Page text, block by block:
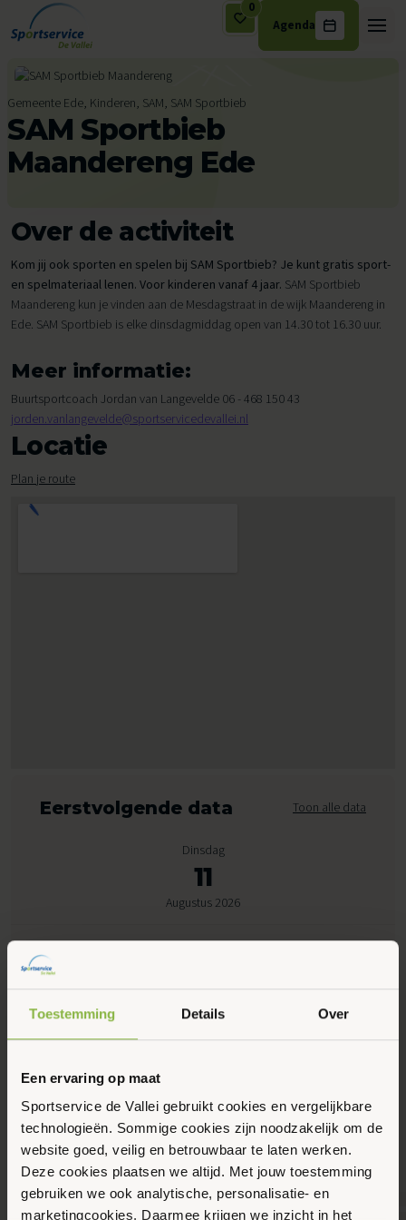
Toestemming Details Over
Een ervaring op maat
Sportservice de Vallei gebruikt cookies en vergelijkbare
technologieën. Sommige cookies zijn noodzakelijk om de
website goed, veilig en betrouwbaar te laten werken.
Deze cookies plaatsen we altijd. Met jouw toestemming
gebruiken we ook analytische, personalisatie- en
marketingcookies. Daarmee krijgen we inzicht in het
Ga naar de inhoud
0
Agenda
Gemeente Ede, Kinderen, SAM, SAM Sportbieb
SAM Sportbieb
Maandereng Ede
Over de activiteit
Kom jij ook sporten en spelen bij SAM Sportbieb? Je kunt gratis sport-
en spelmateriaal lenen. Voor kinderen vanaf 4 jaar. SAM Sportbieb
Maandereng kun je vinden aan de Mesdagstraat in de wijk Maandereng in
Ede. SAM Sportbieb is elke dinsdagmiddag open van 14.30 tot 16.30 uur.
Meer informatie:
Buurtsportcoach Jordan van Langevelde 06 - 468 150 43
jorden.vanlangevelde@sportservicedevallei.nl
Locatie
Plan je route
Eerstvolgende data Toon alle data
Dinsdag
11
Augustus 2026
Gerelateerde activiteiten